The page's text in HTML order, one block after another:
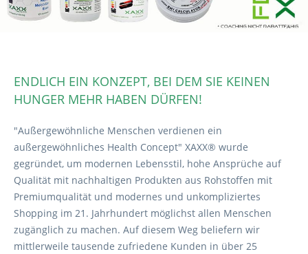
ENDLICH EIN KONZEPT, BEI DEM SIE KEINEN
HUNGER MEHR HABEN DÜRFEN!
"Außergewöhnliche Menschen verdienen ein
außergewöhnliches Health Concept" XAXX® wurde
gegründet, um modernen Lebensstil, hohe Ansprüche auf
Qualität mit nachhaltigen Produkten aus Rohstoffen mit
Premiumqualität und modernes und unkompliziertes
Shopping im 21. Jahrhundert möglichst allen Menschen
zugänglich zu machen. Auf diesem Weg beliefern wir
mittlerweile tausende zufriedene Kunden in über 25